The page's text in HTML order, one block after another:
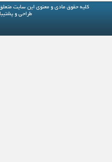
کلیه حقوق مادی و معنوی این سایت
طراحی و